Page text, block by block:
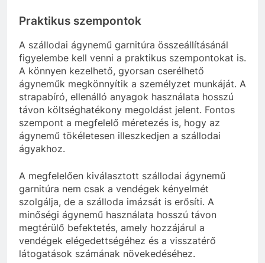
Praktikus szempontok
A szállodai ágynemű garnitúra összeállításánál
figyelembe kell venni a praktikus szempontokat is.
A könnyen kezelhető, gyorsan cserélhető
ágyneműk megkönnyítik a személyzet munkáját. A
strapabíró, ellenálló anyagok használata hosszú
távon költséghatékony megoldást jelent. Fontos
szempont a megfelelő méretezés is, hogy az
ágynemű tökéletesen illeszkedjen a szállodai
ágyakhoz.
A megfelelően kiválasztott szállodai ágynemű
garnitúra nem csak a vendégek kényelmét
szolgálja, de a szálloda imázsát is erősíti. A
minőségi ágynemű használata hosszú távon
megtérülő befektetés, amely hozzájárul a
vendégek elégedettségéhez és a visszatérő
látogatások számának növekedéséhez.